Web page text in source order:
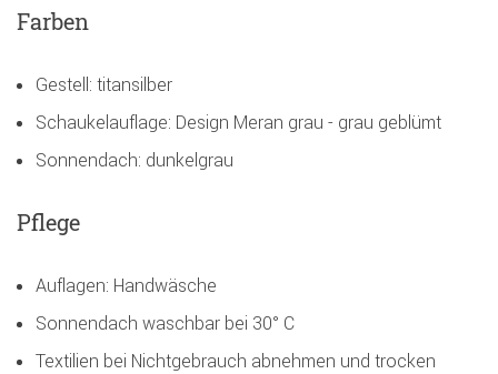
Farben
Gestell: titansilber
Schaukelauflage: Design Meran grau - grau geblümt
Sonnendach: dunkelgrau
Pflege
Auflagen: Handwäsche
Sonnendach waschbar bei 30° C
Textilien bei Nichtgebrauch abnehmen und trocken